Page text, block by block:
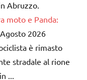
Abruzzo.
moto e Panda:
2026
è rimasto
stradale al rione
...